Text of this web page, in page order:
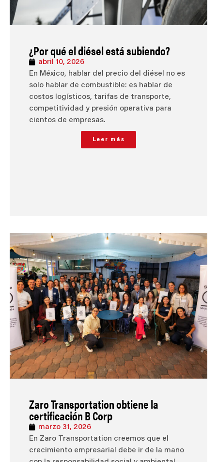
¿Por qué el diésel está subiendo?
abril 10, 2026
En México, hablar del precio del diésel no es
solo hablar de combustible: es hablar de
costos logísticos, tarifas de transporte,
competitividad y presión operativa para
cientos de empresas.
Leer más
Zaro Transportation obtiene la
certificación B Corp
marzo 31, 2026
En Zaro Transportation creemos que el
crecimiento empresarial debe ir de la mano